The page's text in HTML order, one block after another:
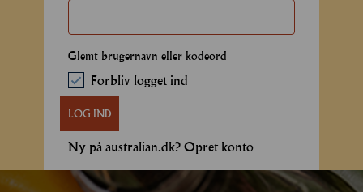
Glemt brugernavn eller kodeord
Forbliv logget ind
LOG IND
Ny på australian.dk? Opret konto